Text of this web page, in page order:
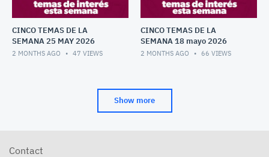
CINCO TEMAS DE LA
SEMANA 25 MAY 2026
2 MONTHS AGO 47 VIEWS
CINCO TEMAS DE LA
SEMANA 18 mayo 2026
2 MONTHS AGO 66 VIEWS
Show more
Contact